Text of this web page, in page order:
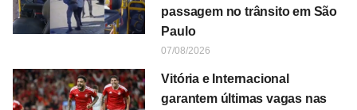
passagem no trânsito em São
Paulo
07/08/2026
Vitória e Internacional
garantem últimas vagas nas